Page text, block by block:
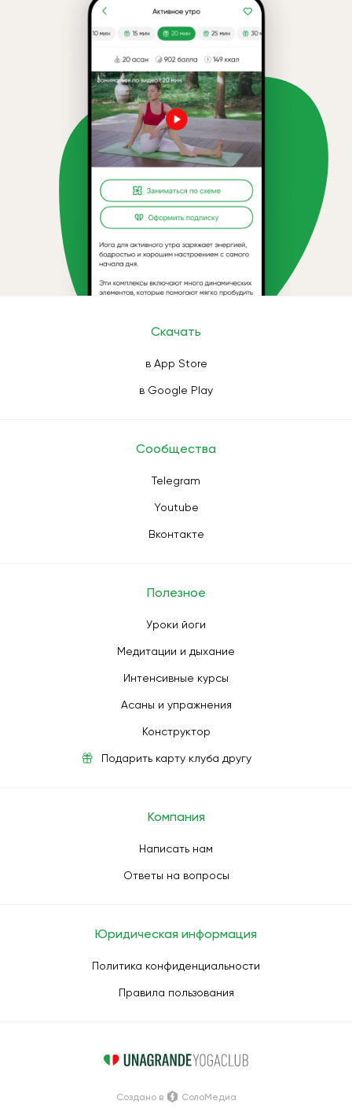
Скачать
в App Store
в Google Play
Сообщества
Telegram
Youtube
Вконтакте
Полезное
Уроки йоги
Медитации и дыхание
Интенсивные курсы
Асаны и упражнения
Конструктор
Подарить карту клуба другу
Компания
Написать нам
Ответы на вопросы
Юридическая информация
Политика конфиденциальности
Правила пользования
Создано в СолоМедиа